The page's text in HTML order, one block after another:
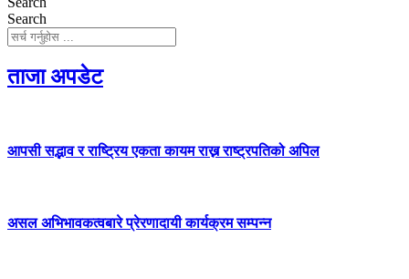
Search
ताजा अपडेट
आपसी सद्भाव र राष्ट्रिय एकता कायम राख्न राष्ट्रपतिको अपिल
असल अभिभावकत्वबारे प्रेरणादायी कार्यक्रम सम्पन्न